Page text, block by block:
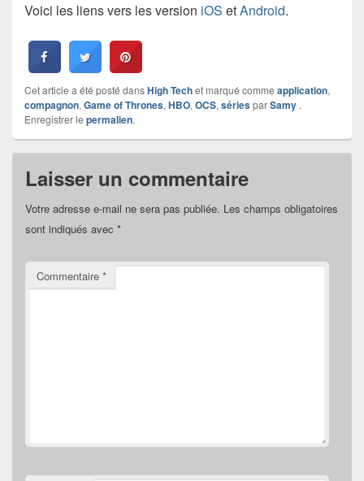
Voici les liens vers les version iOS etAndroid.
Cet article a été posté dansHigh Techet marqué comme application,
compagnon,Game of Thrones,HBO,OCS,sériesparSamy .
Enregistrer le permalien.
Laisser un commentaire
Votre adresse e-mail ne sera pas publiée. Les champs obligatoires
sont indiqués avec *
Commentaire *